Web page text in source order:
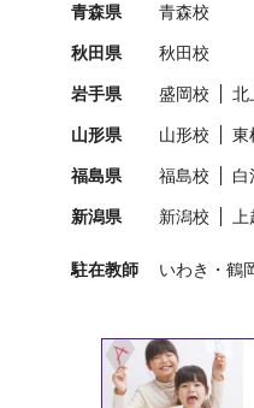
青森県 青森校
秋田県 秋田校
岩手県 盛岡校 北
山形県 山形校 東
福島県 福島校 白
新潟県 新潟校
駐在教師 いわき 鶴